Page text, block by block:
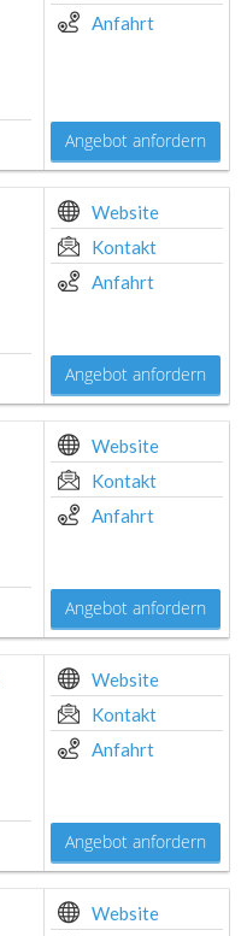
Anfahrt
Angebot anfordern
Website
Kontakt
Anfahrt
Angebot anfordern
Website
Kontakt
Anfahrt
Angebot anfordern
Website
Kontakt
Anfahrt
Angebot anfordern
Website